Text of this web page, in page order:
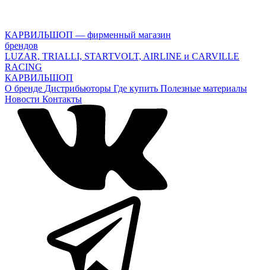
КАРВИЛЬШОП — фирменный магазин
брендов
LUZAR, TRIALLI, STARTVOLT, AIRLINE и CARVILLE
RACING
КАРВИЛЬШОП
О бренде Дистрибьюторы Где купить Полезные материалы
Новости Контакты